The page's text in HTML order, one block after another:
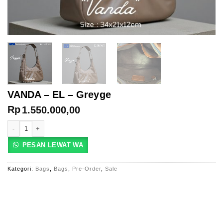
VANDA – EL – Greyge
Rp1.550.000,00
PESAN LEWAT WA
Kategori: Bags Bags Pre-Order Sale